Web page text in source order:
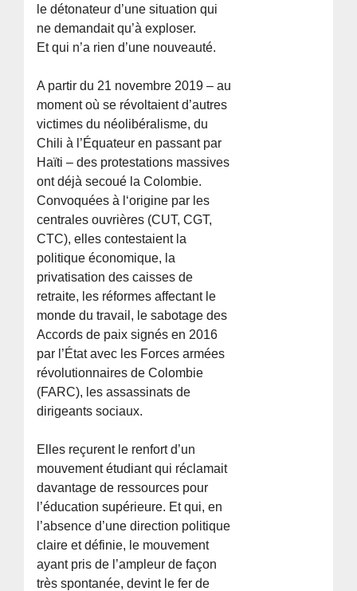
le détonateur d’une situation qui
ne demandait qu’à exploser.
Et qui n’a rien d’une nouveauté.
A partir du 21 novembre 2019 – au
moment où se révoltaient d’autres
victimes du néolibéralisme, du
Chili à l’Équateur en passant par
Haïti – des protestations massives
ont déjà secoué la Colombie.
Convoquées à l‘origine par les
centrales ouvrières (CUT, CGT,
CTC), elles contestaient la
politique économique, la
privatisation des caisses de
retraite, les réformes affectant le
monde du travail, le sabotage des
Accords de paix signés en 2016
par l’État avec les Forces armées
révolutionnaires de Colombie
(FARC), les assassinats de
dirigeants sociaux.
Elles reçurent le renfort d’un
mouvement étudiant qui réclamait
davantage de ressources pour
l’éducation supérieure. Et qui, en
l’absence d’une direction politique
claire et définie, le mouvement
ayant pris de l’ampleur de façon
très spontanée, devint le fer de